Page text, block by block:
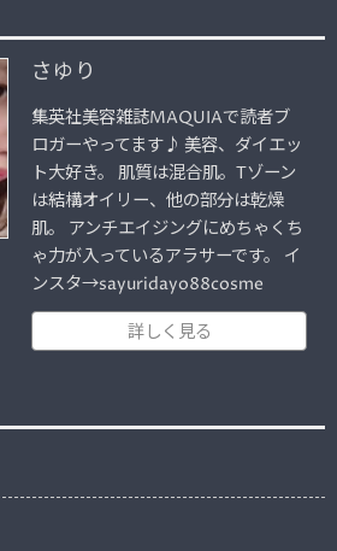
さゆり
集英社美容雑誌MAQUIAで読者ブ
ロガーやってます♪ 美容、ダイエッ
ト大好き。 肌質は混合肌。Tゾーン
は結構オイリー、他の部分は乾燥
肌。 アンチエイジングにめちゃくち
ゃ力が入っているアラサーです。 イ
ンスタ→sayuridayo88cosme
詳しく見る